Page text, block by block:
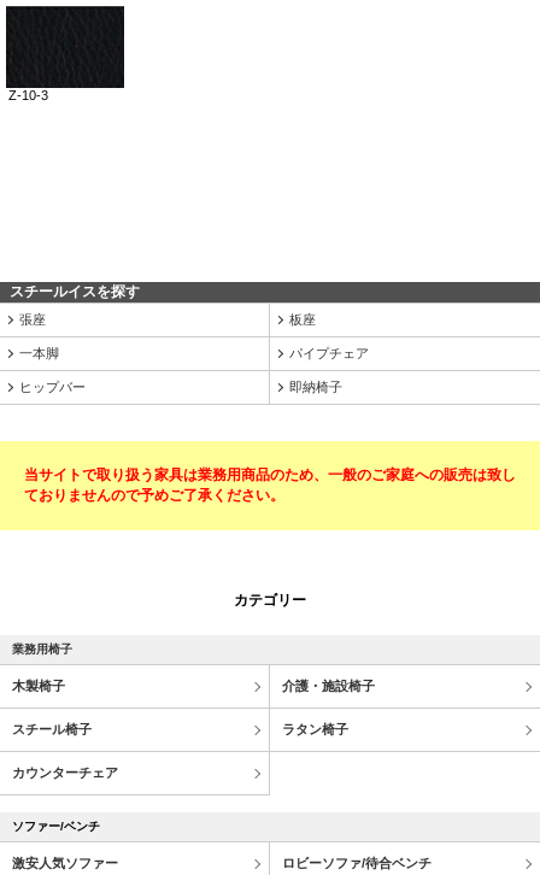
スチールイスを探す
張座 板座
一本脚 パイプチェア
ヒップバー 即納椅子
当サイトで取り扱う家具は業務用商品のため、一般のご家庭への販売は致し
ておりませんので予めご了承ください。
カテゴリー
業務用椅子
木製椅子 介護・施設椅子
スチール椅子 ラタン椅子
カウンターチェア
ソファー/ベンチ
激安人気ソファー ロビーソファ/待合ベンチ